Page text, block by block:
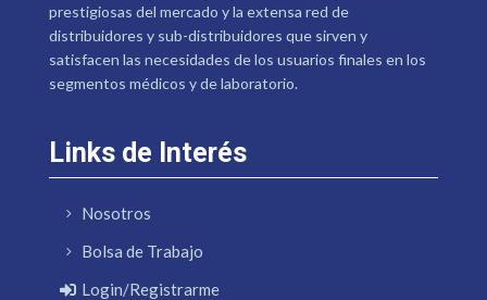
prestigiosas del mercado y la extensa red de
distribuidores y sub-distribuidores que sirven y
satisfacen las necesidades de los usuarios finales en los
segmentos médicos y de laboratorio.
Links de Interés
Nosotros
Bolsa de Trabajo
Login/Registrarme